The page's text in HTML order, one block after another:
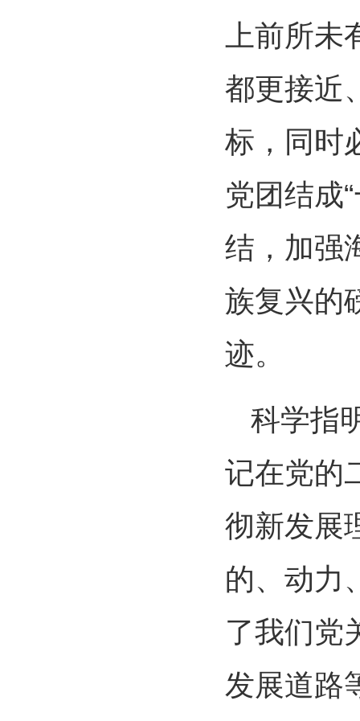
上前所
都更接近
标，同时
党团结成
结，加强
族复兴的
迹。
科学指
记在党的
彻新发展
的、动力
了我们党
发展道路